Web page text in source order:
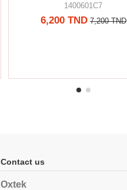
1400601C7
6,200 TND 7,200 TND
Contact us
Oxtek